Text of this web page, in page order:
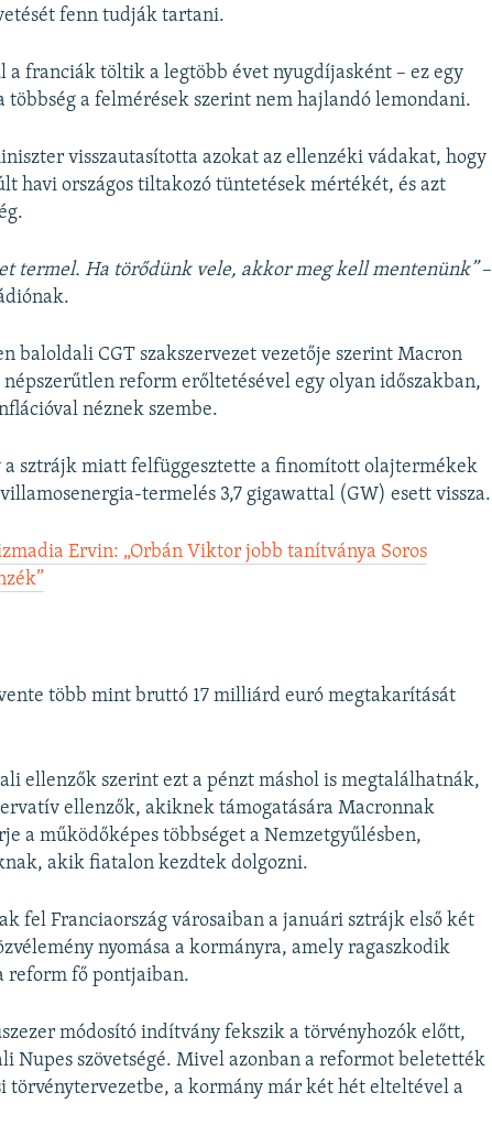
fenn tudják tartani.
a franciák töltik a legtöbb évet nyugdíjasként – ez egy
többség a felmérések szerint nem hajlandó lemondani.
visszautasította azokat az ellenzéki vádakat, hogy
havi országos tiltakozó tüntetések mértékét, és azt
termel. Ha törődünk vele, akkor meg kell mentenünk”–
baloldali CGT szakszervezet vezetője szerint Macron
reform erőltetésével egy olyan időszakban,
néznek szembe.
a sztrájk miatt felfüggesztette a finomított olajtermékek
termelés 3,7 gigawattal (GW) esett vissza.
Ervin: „Orbán Viktor jobb tanítványa Soros
több mint bruttó 17 milliárd euró megtakarítását
ellenzők szerint ezt a pénzt máshol is megtalálhatnák,
ellenzők, akiknek támogatására Macronnak
a működőképes többséget a Nemzetgyűlésben,
akik fiatalon kezdtek dolgozni.
fel Franciaország városaiban a januári sztrájk első két
nyomása a kormányra, amely ragaszkodik
reform fő pontjaiban.
módosító indítvány fekszik a törvényhozók előtt,
Nupes szövetségé. Mivel azonban a reformot beletették
törvénytervezetbe, a kormány már két hét elteltével a